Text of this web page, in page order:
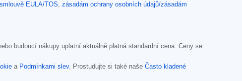
smlouvě EULA/TOS
zásadám ochrany osobních údajů/zásadám
budoucí nákupy uplatní aktuálně platná standardní cena. Ceny se
a Podmínkami slev. Prostudujte si také naše Často kladené